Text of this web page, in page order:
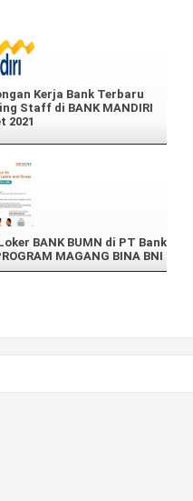
Kerja Bank Terbaru
Staff di BANK MANDIRI
2021
BANK BUMN di PT Bank
MAGANG BINA BNI